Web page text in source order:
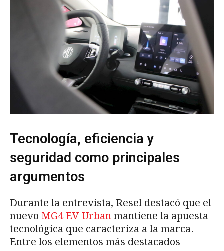
Tecnología, eficiencia y
seguridad como principales
argumentos
Durante la entrevista, Resel destacó que el
nuevo MG4 EV Urban mantiene la apuesta
tecnológica que caracteriza a la marca.
Entre los elementos más destacados